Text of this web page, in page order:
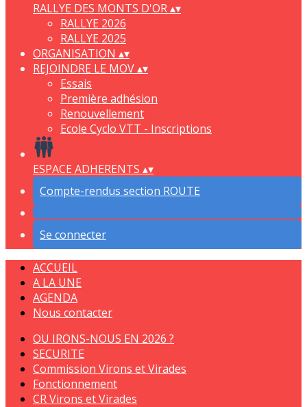
RALLYE DES MONTS D'OR▴▾
RALLYE 2026
RALLYE 2025
ORGANISATION ▴▾
REJOINDRE LE MOV▴▾
Essais
Première adhésion
Renouvellement
Ecole Cyclo VTT - Inscriptions
ESPACE ADHERENTS ▴▾
Compte-rendus section ROUTE
Se connecter
ACCUEIL
A LA UNE
AGENDA
Nous contacter
OU IRONS-NOUS EN 2026 ?
SECURITE
Commission Virons et Virades
Fonctionnement
CR Virons et Virades